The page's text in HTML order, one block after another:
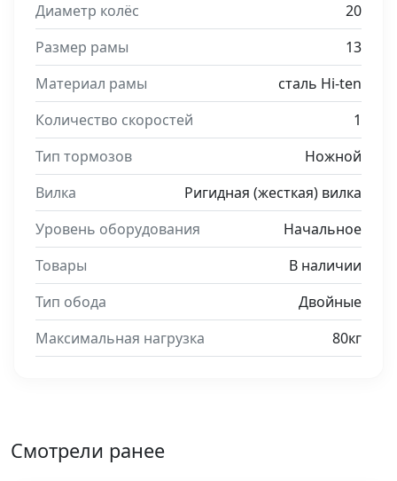
Диаметр колёс
20
Размер рамы
13
Материал рамы
сталь Hi-ten
Количество скоростей
1
Тип тормозов
Ножной
Вилка
Ригидная (жесткая) вилка
Уровень оборудования
Начальное
Товары
В наличии
Тип обода
Двойные
Максимальная нагрузка
80кг
Смотрели ранее